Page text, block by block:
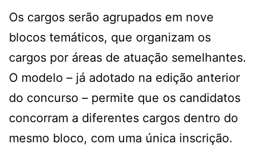
Os cargos serão agrupados em nove
blocos temáticos, que organizam os
cargos por áreas de atuação semelhantes.
O modelo – já adotado na edição anterior
do concurso – permite que os candidatos
concorram a diferentes cargos dentro do
mesmo bloco, com uma única inscrição.